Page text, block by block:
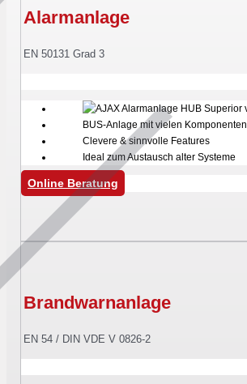
Alarmanlage
EN 50131 Grad 3
BUS-Anlage mit vielen Komponenten
Clevere & sinnvolle Features
Ideal zum Austausch alter Systeme
Online Beratung
Brandwarnanlage
EN 54 / DIN VDE V 0826-2